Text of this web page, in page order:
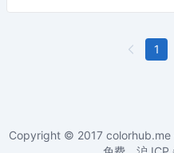
1
Copyright © 2017 colorhub.me